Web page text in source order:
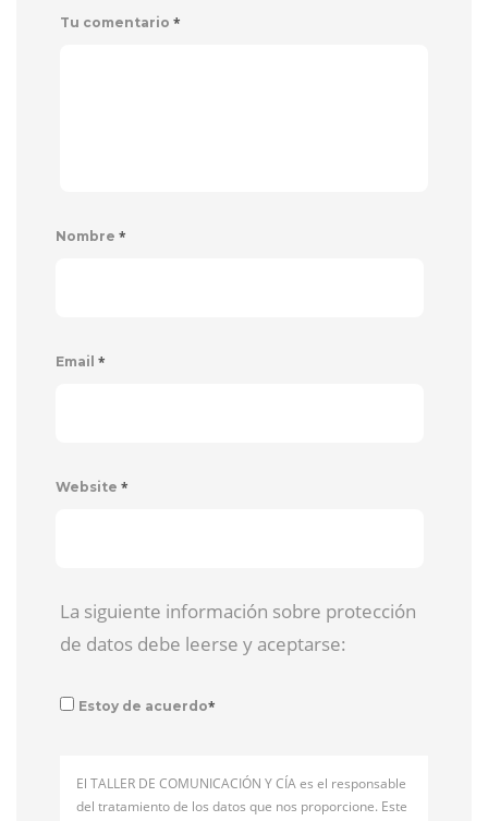
Tu comentario *
Nombre *
Email *
Website *
La siguiente información sobre protección
de datos debe leerse y aceptarse:
Estoy de acuerdo*
El TALLER DE COMUNICACIÓN Y CÍA es el responsable
del tratamiento de los datos que nos proporcione. Este